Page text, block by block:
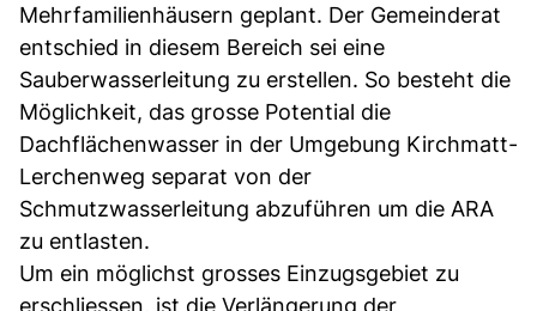
Mehrfamilienhäusern geplant. Der Gemeinderat
entschied in diesem Bereich sei eine
Sauberwasserleitung zu erstellen. So besteht die
Möglichkeit, das grosse Potential die
Dachflächenwasser in der Umgebung Kirchmatt-
Lerchenweg separat von der
Schmutzwasserleitung abzuführen um die ARA
zu entlasten.
Um ein möglichst grosses Einzugsgebiet zu
erschliessen, ist die Verlängerung der